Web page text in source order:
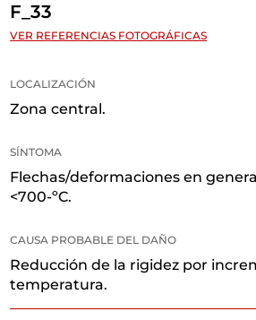
F_33
VER REFERENCIAS FOTOGRÁFICAS
LOCALIZACIÓN
Zona central.
SÍNTOMA
Flechas/deformaciones en
<700-ºC.
CAUSA PROBABLE DEL DAÑO
Reducción de la rigidez por
temperatura.